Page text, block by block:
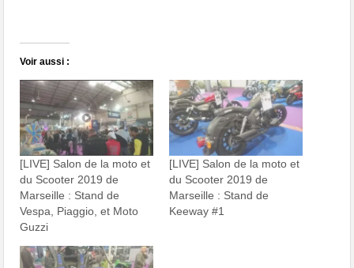
Voir aussi :
[LIVE] Salon de la moto et
du Scooter 2019 de
Marseille : Stand de
Vespa, Piaggio, et Moto
Guzzi
[LIVE] Salon de la moto et
du Scooter 2019 de
Marseille : Stand de
Keeway #1